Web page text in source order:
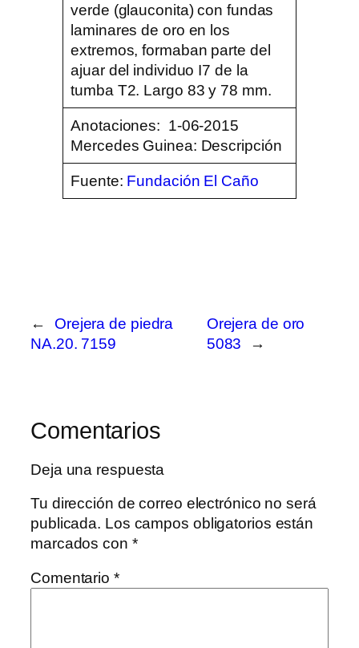
verde (glauconita) con fundas
laminares de oro en los
extremos, formaban parte del
ajuar del individuo I7 de la
tumba T2. Largo 83 y 78 mm.
Anotaciones: 1-06-2015
Mercedes Guinea: Descripción
Fuente: Fundación El Caño
←
Orejera de piedra
NA.20. 7159
Orejera de oro
5083
→
Comentarios
Deja una respuesta
Tu dirección de correo electrónico no será
publicada. Los campos obligatorios están
marcados con *
Comentario *